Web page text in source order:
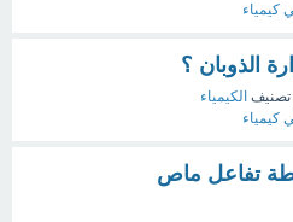
كيمياء
الذوبان ؟
الكيمياء
كيمياء
تفاعل ماص